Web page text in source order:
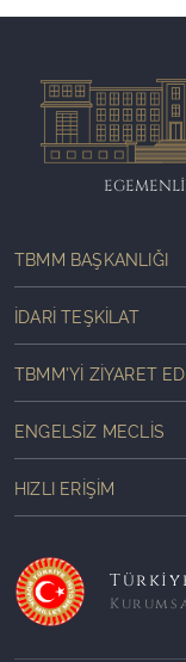
TBMM BAŞKANLIĞI
İDARI TEŞKILAT
TBMM'YI ZIYARET
ENGELSIZ MECLIS
HIZLI ERIŞIM